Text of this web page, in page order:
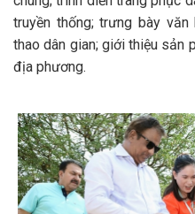
truyền thống; trưng bày
thao dân gian; giới thiệu sản
địa phương.